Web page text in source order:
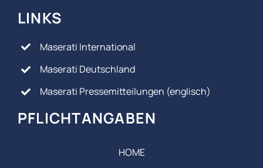
LINKS
Maserati International
Maserati Deutschland
Maserati Pressemitteilungen (englisch)
PFLICHTANGABEN
HOME